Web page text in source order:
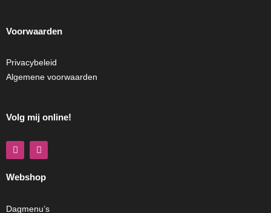
Voorwaarden
Privacybeleid
Algemene voorwaarden
Volg mij online!
F
a
c
e
b
k
I
n
s
a
a
Webshop
Dagmenu’s